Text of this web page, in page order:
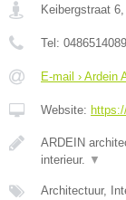
Keibergstraat 6,
Tel: 0486514089
E-mail › Ardein
Website:
ARDEIN
interieur. ▼
Architectuur,